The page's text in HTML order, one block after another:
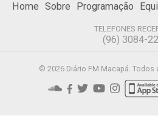
Home Sobre Programação
TELEFONES
(96) 3084-
© 2026 Diário FM Macapá.